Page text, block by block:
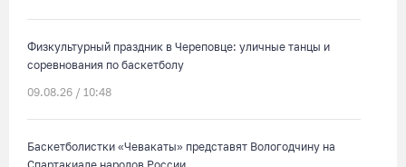
Физкультурный праздник в Череповце: уличные танцы и
соревнования по баскетболу
09.08.26 / 10:48
Баскетболистки «Чевакаты» представят Вологодчину на